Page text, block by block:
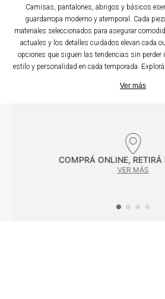
Camisas, pantalones, abrigos y básicos
guardarropa moderno y atemporal. Cada
materiales seleccionados para asegurar
actuales y los detalles cuidados elevan cada
opciones que siguen las tendencias sin perder
estilo y personalidad en cada temporada. Explorá
diseño y funcionalidad. Encontrá prendas
comodidad y durabilidad. Los cortes actuales y
cada outfit sin esfuerzo. Descubrí opciones
perder identidad. Elegí vestirte con estilo y
Ver más
COMPRÁ ONLINE, RETIRÁ
VER MÁS